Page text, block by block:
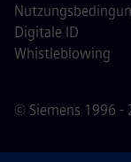
© Siemens 1996 -
Digitale ID
Whistleblowing